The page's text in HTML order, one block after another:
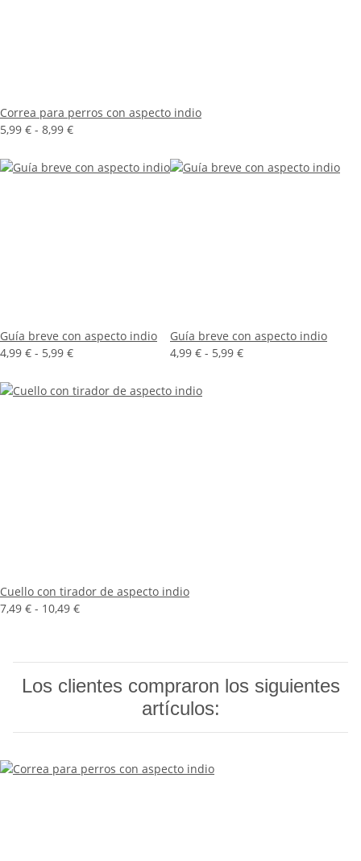
Correa para perros con aspecto indio
5,99 € - 8,99 €
Guía breve con aspecto indio
4,99 € - 5,99 €
Guía breve con aspecto indio
4,99 € - 5,99 €
Cuello con tirador de aspecto indio
7,49 € - 10,49 €
Los clientes compraron los siguientes
artículos: